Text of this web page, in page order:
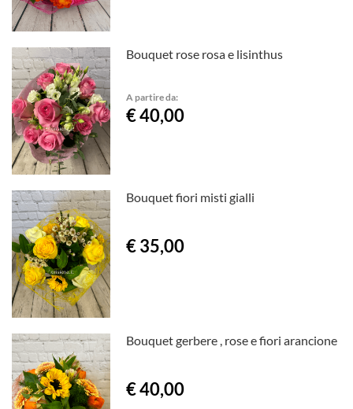
Bouquet rose rosa e lisinthus
A partire da:
€ 40,00
Bouquet fiori misti gialli
€ 35,00
Bouquet gerbere , rose e fiori arancione
€ 40,00